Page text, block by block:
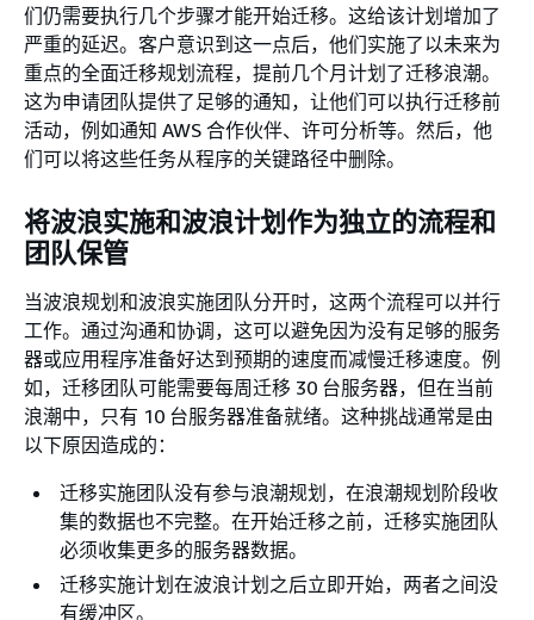
们仍需要执行几个步骤才能开始迁移。这给该计划增加了
严重的延迟。客户意识到这一点后，他们实施了以未来为
重点的全面迁移规划流程，提前几个月计划了迁移浪潮。
这为申请团队提供了足够的通知，让他们可以执行迁移前
活动，例如通知 AWS 合作伙伴、许可分析等。然后，他
们可以将这些任务从程序的关键路径中删除。
将波浪实施和波浪计划作为独立的流程和
团队保管
当波浪规划和波浪实施团队分开时，这两个流程可以并行
工作。通过沟通和协调，这可以避免因为没有足够的服务
器或应用程序准备好达到预期的速度而减慢迁移速度。例
如，迁移团队可能需要每周迁移 30 台服务器，但在当前
浪潮中，只有 10 台服务器准备就绪。这种挑战通常是由
以下原因造成的：
迁移实施团队没有参与浪潮规划，在浪潮规划阶段收
集的数据也不完整。在开始迁移之前，迁移实施团队
必须收集更多的服务器数据。
迁移实施计划在波浪计划之后立即开始，两者之间没
有缓冲区。